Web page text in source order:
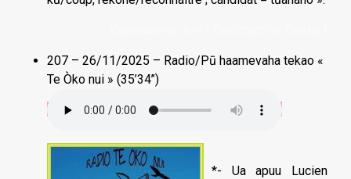
207 – 26/11/2025 – Radio/Pū haamevaha tekao «
Te Òko nui » (35’34’’)
*- Ua apuu Lucien